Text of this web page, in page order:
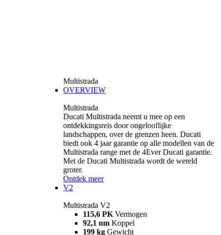
Multistrada
OVERVIEW
Multistrada
Ducati Multistrada neemt u mee op een
ontdekkingsreis door ongelooflijke
landschappen, over de grenzen heen. Ducati
biedt ook 4 jaar garantie op alle modellen van de
Multistrada range met de 4Ever Ducati garantie.
Met de Ducati Multistrada wordt de wereld
groter.
Ontdek meer
V2
Multistrada V2
115,6 PK Vermogen
92,1 nm Koppel
199 kg Gewicht